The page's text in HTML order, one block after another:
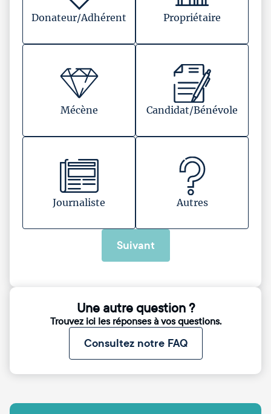
Donateur/Adhérent Propriétaire
Mécène Candidat/Bénévole
Journaliste Autres
Suivant
Une autre question ?
Trouvez ici les réponses à vos questions.
Consultez notre FAQ